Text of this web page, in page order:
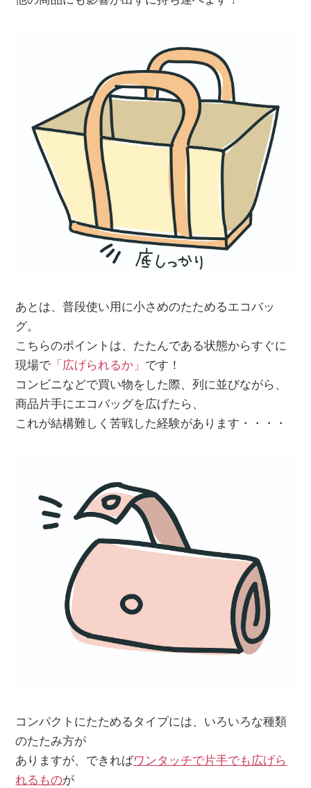
あとは、普段使い用に小さめのたためるエコバッ
グ。
こちらのポイントは、たたんである状態からすぐに
現場で 「広げられるか」 です！
コンビニなどで買い物をした際、列に並びながら、
商品片手にエコバッグを広げたら、
これが結構難しく苦戦した経験があります・・・・
コンパクトにたためるタイプには、いろいろな種類
のたたみ方が
ありますが、できればワンタッチで片手でも広げら
れるものが